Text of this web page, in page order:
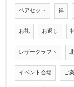
ペアセット 禅
お礼 お返し
レザークラフト
イベント会場 ご